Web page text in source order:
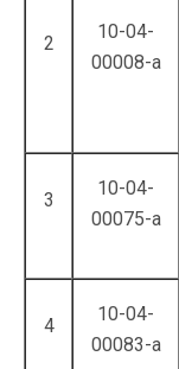
2
10-04-
00008-а
3
10-04-
00075-а
4
10-04-
00083-а